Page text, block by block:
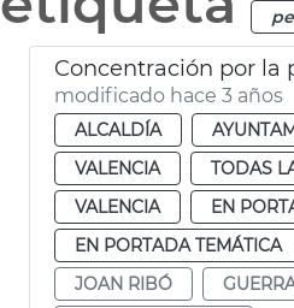
Concentración por la
modificado hace 3 años
ALCALDÍA
VALENCIA
TODAS
VALENCIA
EN
EN PORTADA TEMÁTICA
JOAN RIBÓ